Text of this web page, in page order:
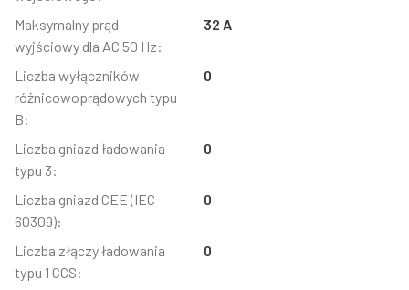
Maksymalny prąd
wyjściowy dla AC 50 Hz:
32 A
Liczba wyłączników
różnicowoprądowych typu
B:
0
Liczba gniazd ładowania
typu 3:
0
Liczba gniazd CEE (IEC
60309):
0
Liczba złączy ładowania
typu 1 CCS:
0